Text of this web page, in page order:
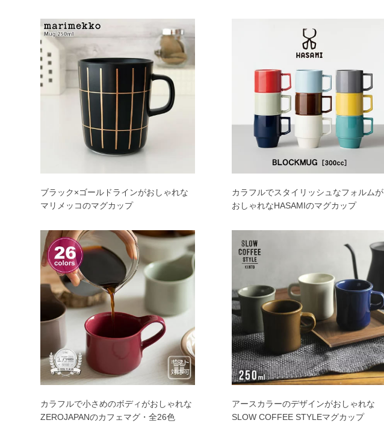
ブラック×ゴールドラインがおしゃれな
マリメッコのマグカップ
カラフルでスタイリッシュなフォルムが
おしゃれなHASAMIのマグカップ
カラフルで小さめのボディがおしゃれな
ZEROJAPANのカフェマグ・全26色
アースカラーのデザインがおしゃれな
SLOW COFFEE STYLEマグカップ